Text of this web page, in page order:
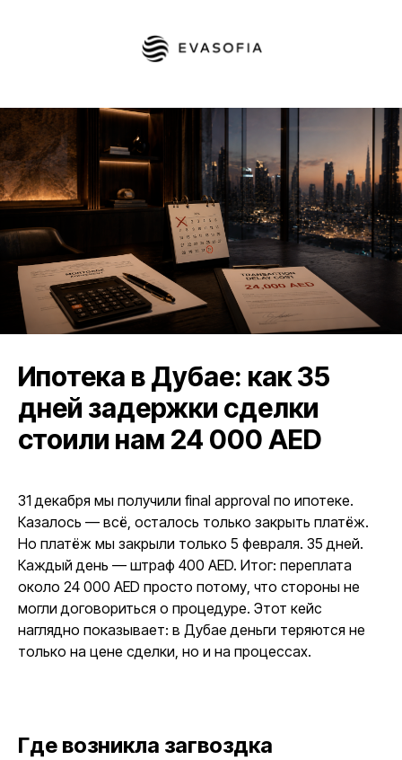
Ипотека в Дубае: как 35
дней задержки сделки
стоили нам 24 000 AED
31 декабря мы получили final approval по ипотеке.
Казалось — всё, осталось только закрыть платёж.
Но платёж мы закрыли только 5 февраля. 35 дней.
Каждый день — штраф 400 AED. Итог: переплата
около 24 000 AED просто потому, что стороны не
могли договориться о процедуре. Этот кейс
наглядно показывает: в Дубае деньги теряются не
только на цене сделки, но и на процессах.
Где возникла загвоздка